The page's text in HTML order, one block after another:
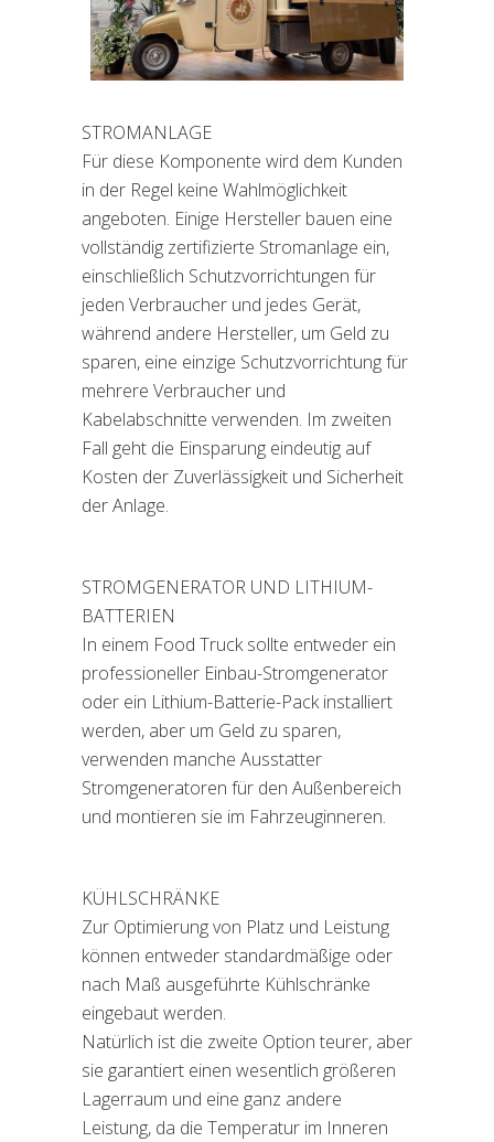
STROMANLAGE
Für diese Komponente wird dem Kunden
in der Regel keine Wahlmöglichkeit
angeboten. Einige Hersteller bauen eine
vollständig zertifizierte Stromanlage ein,
einschließlich Schutzvorrichtungen für
jeden Verbraucher und jedes Gerät,
während andere Hersteller, um Geld zu
sparen, eine einzige Schutzvorrichtung für
mehrere Verbraucher und
Kabelabschnitte verwenden. Im zweiten
Fall geht die Einsparung eindeutig auf
Kosten der Zuverlässigkeit und Sicherheit
der Anlage.
STROMGENERATOR UND LITHIUM-
BATTERIEN
In einem Food Truck sollte entweder ein
professioneller Einbau-Stromgenerator
oder ein Lithium-Batterie-Pack installiert
werden, aber um Geld zu sparen,
verwenden manche Ausstatter
Stromgeneratoren für den Außenbereich
und montieren sie im Fahrzeuginneren.
KÜHLSCHRÄNKE
Zur Optimierung von Platz und Leistung
können entweder standardmäßige oder
nach Maß ausgeführte Kühlschränke
eingebaut werden.
Natürlich ist die zweite Option teurer, aber
sie garantiert einen wesentlich größeren
Lagerraum und eine ganz andere
Leistung, da die Temperatur im Inneren